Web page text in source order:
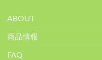
ABOUT
商品情報
FAQ